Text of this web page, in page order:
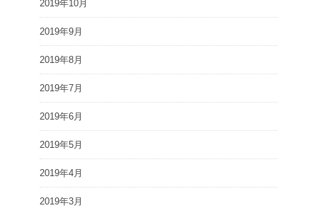
2019年10月
2019年9月
2019年8月
2019年7月
2019年6月
2019年5月
2019年4月
2019年3月